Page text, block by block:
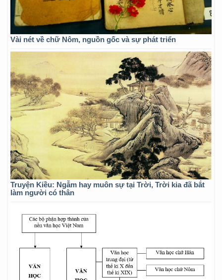
Vài nét về chữ Nôm, nguồn gốc và sự phát triển
Truyện Kiều: Ngẫm hay muôn sự tại Trời, Trời kia đã bắt
làm người có thân